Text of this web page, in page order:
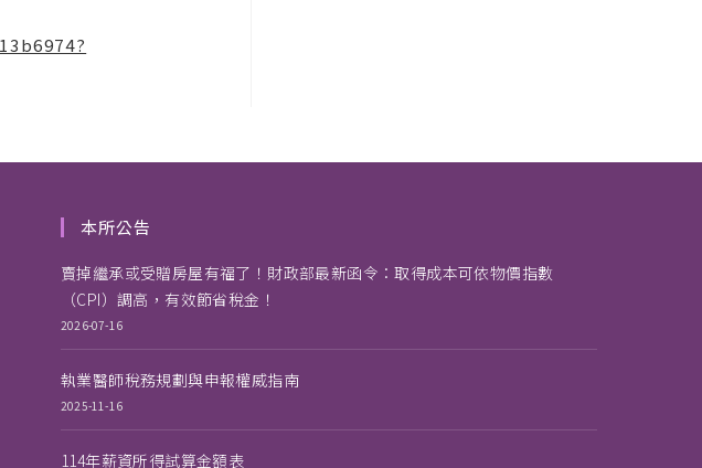
本所公告
賣掉繼承或受贈房屋有福了！財政部最新函令：取得成本可依物價指數
（CPI）調高，有效節省稅金！
2026-07-16
執業醫師稅務規劃與申報權威指南
2025-11-16
114年薪資所得試算金額表